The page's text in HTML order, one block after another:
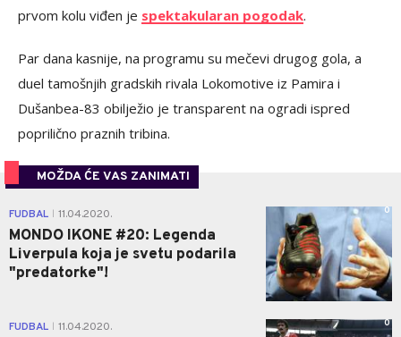
prvom kolu viđen je spektakularan pogodak.
Par dana kasnije, na programu su mečevi drugog gola, a
duel tamošnjih gradskih rivala Lokomotive iz Pamira i
Dušanbea-83 obilježio je transparent na ogradi ispred
poprilično praznih tribina.
MOŽDA ĆE VAS ZANIMATI
FUDBAL 11.04.2020.
MONDO IKONE #20: Legenda
Liverpula koja je svetu podarila
"predatorke"!
0
FUDBAL 11.04.2020. 0